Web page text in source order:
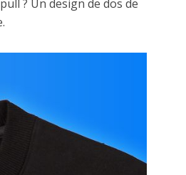
? Un design de dos de